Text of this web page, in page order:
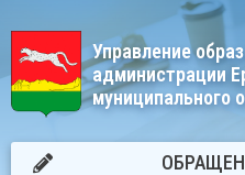
Управление
администрации
муниципального